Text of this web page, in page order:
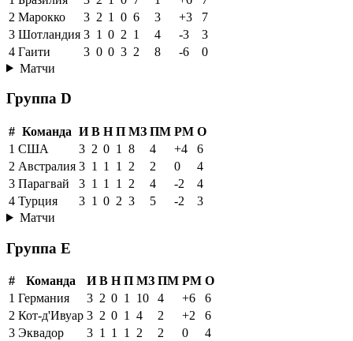
2 Марокко 3 2 1 0 6 3 +3
7
3 Шотландия 3 1 0 2 1 4 -3
3
4 Гаити 3 0 0 3 2 8 -6
0
Матчи
Группа D
# Команда И В Н П МЗ ПМ РМ О
1 США 3 2 0 1 8 4 +4
6
2 Австралия 3 1 1 1 2 2 0
4
3 Парагвай 3 1 1 1 2 4 -2
4
4 Турция 3 1 0 2 3 5 -2
3
Матчи
Группа E
# Команда И В Н П МЗ ПМ РМ О
1 Германия 3 2 0 1 10 4 +6
6
2 Кот-д'Ивуар 3 2 0 1 4 2 +2
6
3 Эквадор 3 1 1 1 2 2 0
4